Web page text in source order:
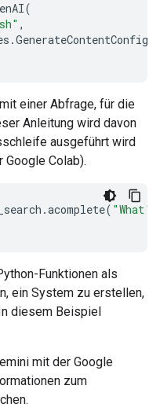
(
,
.GenerateContentConfig
einer Abfrage, für die
Anleitung wird davon
ausgeführt wird
Google Colab).
.acomplete(
Funktionen als
ein System zu erstellen,
diesem Beispiel
mit der Google
zum